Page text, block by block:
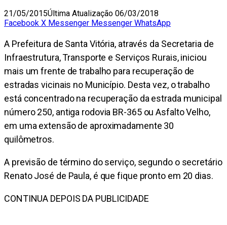
21/05/2015Última Atualização 06/03/2018
Facebook X Messenger Messenger WhatsApp
A Prefeitura de Santa Vitória, através da Secretaria de
Infraestrutura, Transporte e Serviços Rurais, iniciou
mais um frente de trabalho para recuperação de
estradas vicinais no Município. Desta vez, o trabalho
está concentrado na recuperação da estrada municipal
número 250, antiga rodovia BR-365 ou Asfalto Velho,
em uma extensão de aproximadamente 30
quilômetros.
A previsão de término do serviço, segundo o secretário
Renato José de Paula, é que fique pronto em 20 dias.
CONTINUA DEPOIS DA PUBLICIDADE